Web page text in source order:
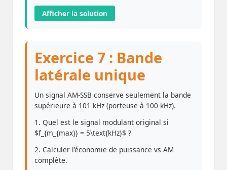
Afficher la solution
Exercice 7 : Bande
latérale unique
Un signal AM-SSB conserve seulement la bande
supérieure à 101 kHz (porteuse à 100 kHz).
1. Quel est le signal modulant original si
$f_{m_{max}} = 5\text{kHz}$ ?
2. Calculer l’économie de puissance vs AM
complète.